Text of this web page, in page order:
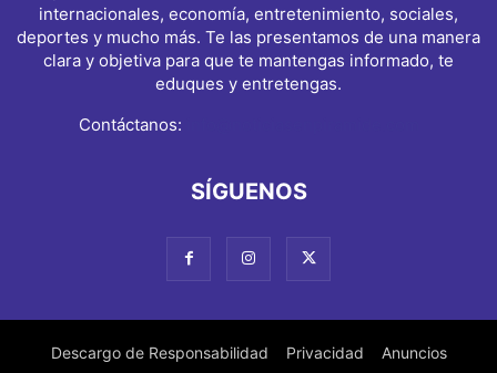
internacionales, economía, entretenimiento, sociales,
deportes y mucho más. Te las presentamos de una manera
clara y objetiva para que te mantengas informado, te
eduques y entretengas.
Contáctanos:
SÍGUENOS
Descargo de Responsabilidad Privacidad Anuncios